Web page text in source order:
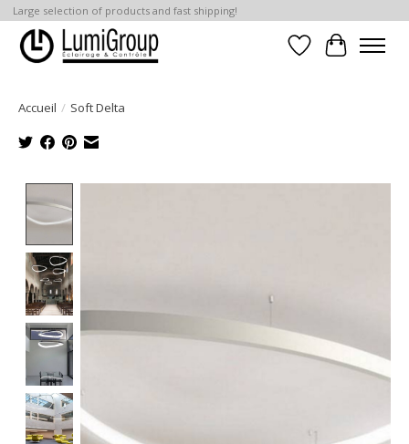
Large selection of products and fast shipping!
Liste dePanier
Accueil / Soft Delta